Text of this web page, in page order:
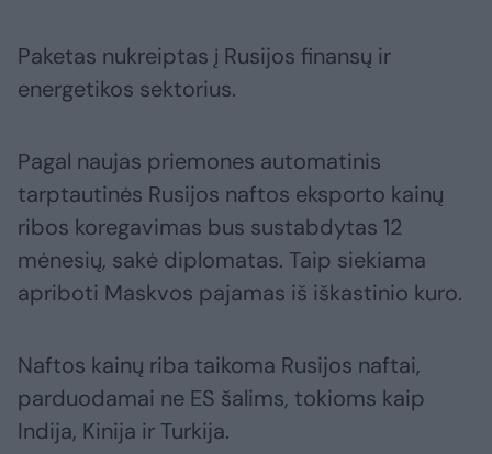
Paketas nukreiptas į Rusijos finansų ir
energetikos sektorius.
Pagal naujas priemones automatinis
tarptautinės Rusijos naftos eksporto kainų
ribos koregavimas bus sustabdytas 12
mėnesių, sakė diplomatas. Taip siekiama
apriboti Maskvos pajamas iš iškastinio kuro.
Naftos kainų riba taikoma Rusijos naftai,
parduodamai ne ES šalims, tokioms kaip
Indija, Kinija ir Turkija.